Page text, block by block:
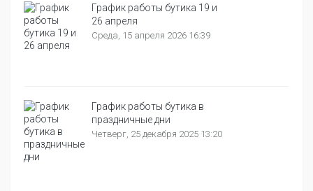
График работы бутика 19 и
26 апреля
Среда, 15 апреля 2026 16:39
График работы бутика в
праздничные дни
Четверг, 25 декабря 2025 13:20